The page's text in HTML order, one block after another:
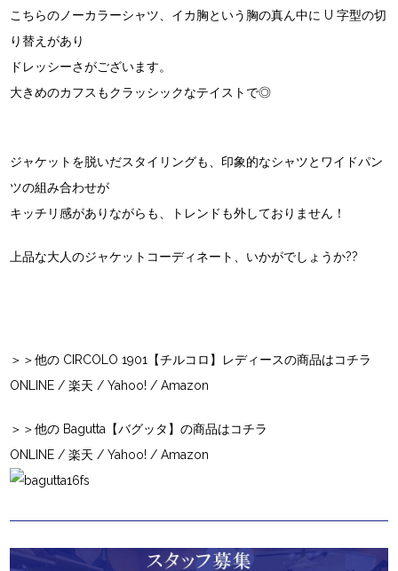
こちらのノーカラーシャツ、イカ胸という胸の真ん中に U 字型の切
り替えがあり
ドレッシーさがございます。
大きめのカフスもクラッシックなテイストで◎
ジャケットを脱いだスタイリングも、印象的なシャツとワイドパン
ツの組み合わせが
キッチリ感がありながらも、トレンドも外しておりません！
上品な大人のジャケットコーディネート、いかがでしょうか??
＞＞他の CIRCOLO 1901【チルコロ】レディースの商品はコチラ
ONLINE /楽天 /Yahoo! /Amazon
＞＞他の Bagutta【バグッタ】の商品はコチラ
ONLINE /楽天 /Yahoo! /Amazon